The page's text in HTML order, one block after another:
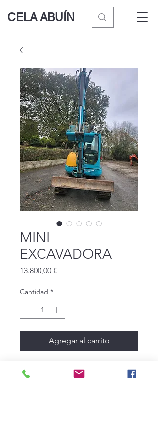
CELA ABUÍN
MINI
EXCAVADORA
13.800,00 €
Cantidad *
Agregar al carrito
De 5 toneladas, año 2007